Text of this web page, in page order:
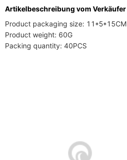
Artikelbeschreibung vom Verkäufer
Product packaging size: 11*5*15CM
Product weight: 60G
Packing quantity: 40PCS